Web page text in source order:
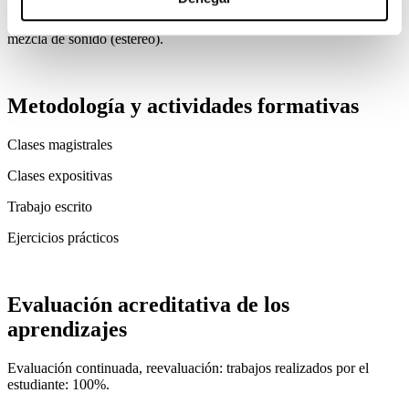
intensidad, timbre, duración y espacio. Montaje de sonido:
diálogos, efectos y ambientes. Grabación en estudio: ADR. La
mezcla de sonido (estéreo).
Metodología y actividades formativas
Clases magistrales
Clases expositivas
Trabajo escrito
Ejercicios prácticos
Evaluación acreditativa de los
aprendizajes
Evaluación continuada, reevaluación: trabajos realizados por el
estudiante: 100%.